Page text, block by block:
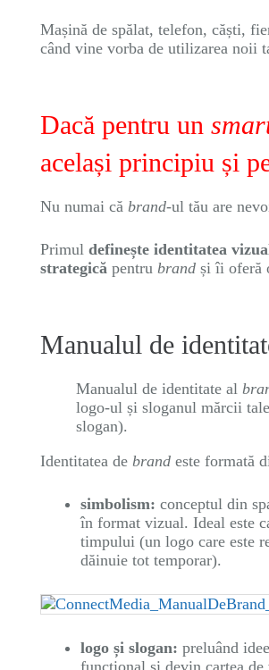
Mașină de spălat, telefon, căști,
când vine vorba de utilizarea noii
Dacă pentru un
același principiu și
Nu numai că brand­-ul tău are
Primul definește identitatea
strategică pentru brand și îi oferă
Manualul de
Manualul de identitate al
logo-ul și sloganul mărcii
slogan).
Identitatea de brand este formată
simbolism: conceptul din
în format vizual. Ideal este
timpului (un logo care este
dăinuie tot temporar).
logo și slogan: preluând
funcțional și devin cartea